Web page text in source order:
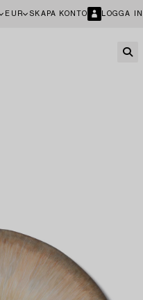
EUR SKAPA KONTO LOGGA IN